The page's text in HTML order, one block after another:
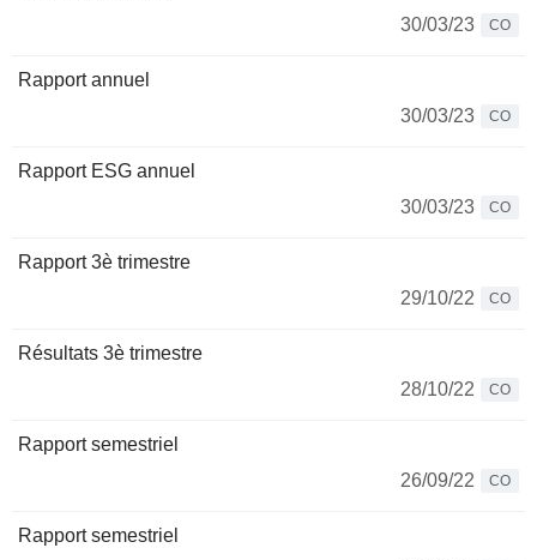
30/03/23
CO
Rapport annuel
30/03/23
CO
Rapport ESG annuel
30/03/23
CO
Rapport 3è trimestre
29/10/22
CO
Résultats 3è trimestre
28/10/22
CO
Rapport semestriel
26/09/22
CO
Rapport semestriel